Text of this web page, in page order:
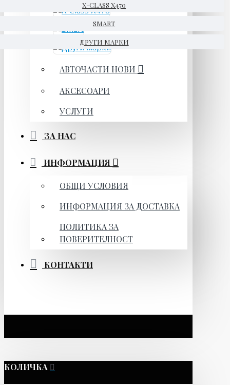
X-CLASS X470
SMART
ДРУГИ МАРКИ
АВТОЧАСТИ НОВИ
АКСЕСОАРИ
УСЛУГИ
ЗА НАС
ИНФОРМАЦИЯ
ОБЩИ УСЛОВИЯ
ИНФОРМАЦИЯ ЗА ДОСТАВКА
ПОЛИТИКА ЗА
ПОВЕРИТЕЛНОСТ
КОНТАКТИ
КОЛИЧКА